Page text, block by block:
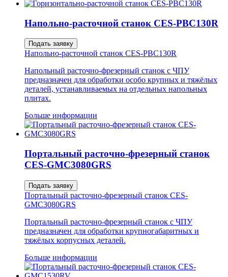
Напольно-расточной станок CES-PBC130R
Подать заявку
Напольно-расточной станок CES-PBC130R
Напольный расточно-фрезерный станок с ЧПУ
предназначен для обработки особо крупных и тяжёлых
деталей, устанавливаемых на отдельных напольных
плитах.
Больше информации
Портальный расточно-фрезерный станок
CES-GMC3080GRS
Подать заявку
Портальный расточно-фрезерный станок CES-
GMC3080GRS
Портальный расточно-фрезерный станок с ЧПУ
предназначен для обработки крупногабаритных и
тяжёлых корпусных деталей.
Больше информации